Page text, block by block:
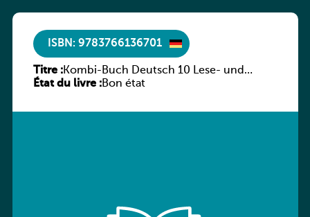
ISBN: 9783766136701
Titre :Kombi-Buch Deutsch 10 Lese- und
Sprachbuch
État du livre :Bon état